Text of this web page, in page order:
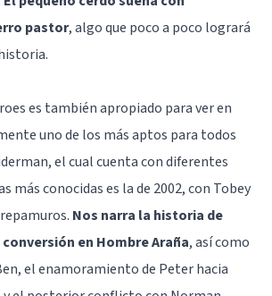
pastor, algo que poco a poco logrará
es también apropiado para ver en
uno de los más aptos para todos
el cual cuenta con diferentes
más conocidas es la de 2002, con Tobey
Nos narra la historia de
en Hombre Araña, así como
el enamoramiento de Peter hacia